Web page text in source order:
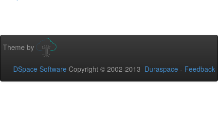
Theme by
DSpace Software Copyright © 2002-2013 Duraspace - Feedback